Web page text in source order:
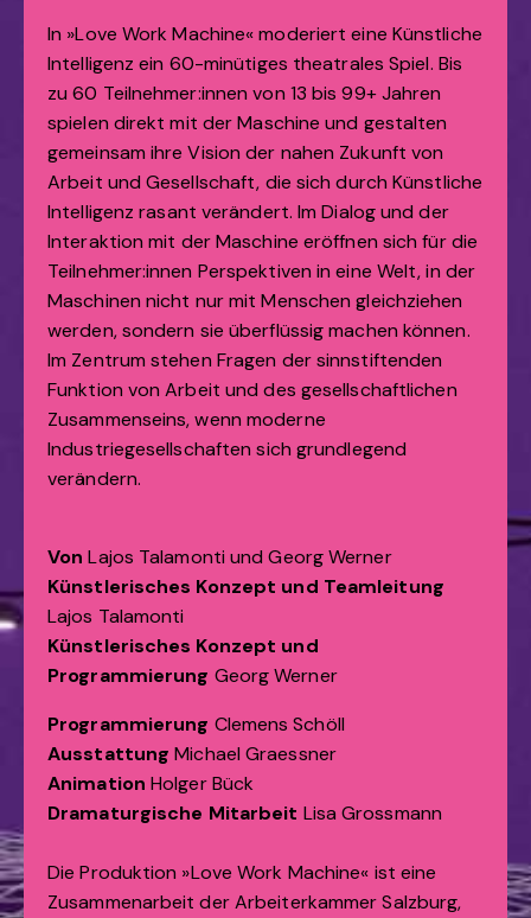
In »Love Work Machine« moderiert eine Künstliche
Intelligenz ein 60-minütiges theatrales Spiel. Bis
zu 60 Teilnehmer:innen von 13 bis 99+ Jahren
spielen direkt mit der Maschine und gestalten
gemeinsam ihre Vision der nahen Zukunft von
Arbeit und Gesellschaft, die sich durch Künstliche
Intelligenz rasant verändert. Im Dialog und der
Interaktion mit der Maschine eröffnen sich für die
Teilnehmer:innen Perspektiven in eine Welt, in der
Maschinen nicht nur mit Menschen gleichziehen
werden, sondern sie überflüssig machen können.
Im Zentrum stehen Fragen der sinnstiftenden
Funktion von Arbeit und des gesellschaftlichen
Zusammenseins, wenn moderne
Industriegesellschaften sich grundlegend
verändern.
Von Lajos Talamonti und Georg Werner
Künstlerisches Konzept und Teamleitung
Lajos Talamonti
Künstlerisches Konzept und
Programmierung Georg Werner
Programmierung Clemens Schöll
AusstattungMichael Graessner
Animation Holger Bück
Dramaturgische Mitarbeit Lisa Grossmann
Die Produktion »Love Work Machine« ist eine
Zusammenarbeit der Arbeiterkammer Salzburg,